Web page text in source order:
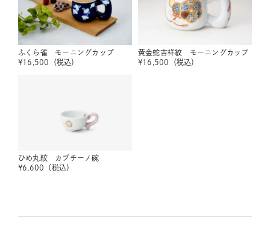
ふくら雀 モーニングカップ
¥16,500 （税込）
黄金蛇吉祥紋 モーニングカップ
¥16,500 （税込）
ひめ丸紋 カプチーノ碗
¥6,600 （税込）